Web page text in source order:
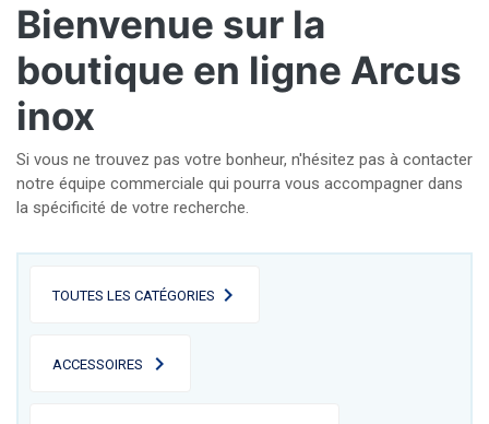
Bienvenue sur la
boutique en ligne Arcus
inox
Si vous ne trouvez pas votre bonheur, n'hésitez pas à contacter
notre équipe commerciale qui pourra vous accompagner dans
la spécificité de votre recherche.
TOUTES LES CATÉGORIES
ACCESSOIRES